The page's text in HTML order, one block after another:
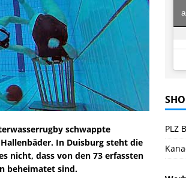
schwappte
In Duisburg steht die
nicht, dass von den 73 erfassten
beheimatet sind.
PLZ